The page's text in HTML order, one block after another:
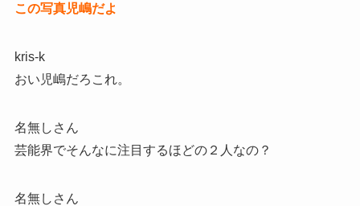
この写真児嶋だよ
kris-k
おい児嶋だろこれ。
名無しさん
芸能界でそんなに注目するほどの２人なの？
名無しさん